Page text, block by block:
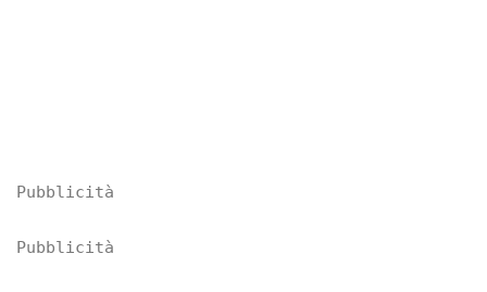
Pubblicità
Pubblicità